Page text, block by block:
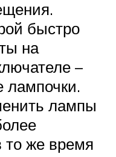
быстро
на
–
лампы
же время